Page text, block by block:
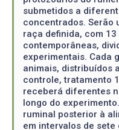
submetidos a
concentrados. Serão
raça definida, com
contemporâneas,
experimentais. Cada
animais, distribuídos
controle, tratamento
receberá diferentes
longo do
ruminal posterior à
em intervalos de